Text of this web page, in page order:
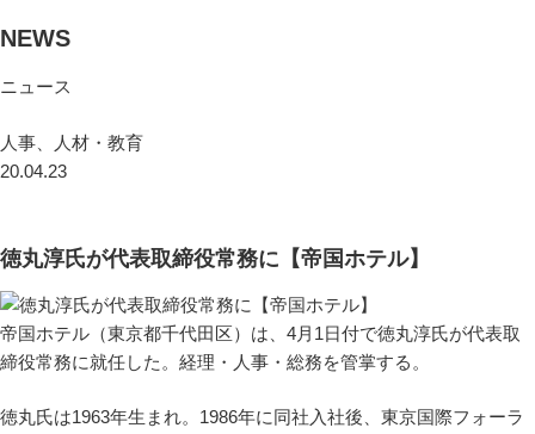
NEWS
ニュース
人事、人材・教育
20.04.23
徳丸淳氏が代表取締役常務に【帝国ホテル】
帝国ホテル（東京都千代田区）は、4月1日付で徳丸淳氏が代表取
締役常務に就任した。経理・人事・総務を管掌する。
徳丸氏は1963年生まれ。1986年に同社入社後、東京国際フォーラ